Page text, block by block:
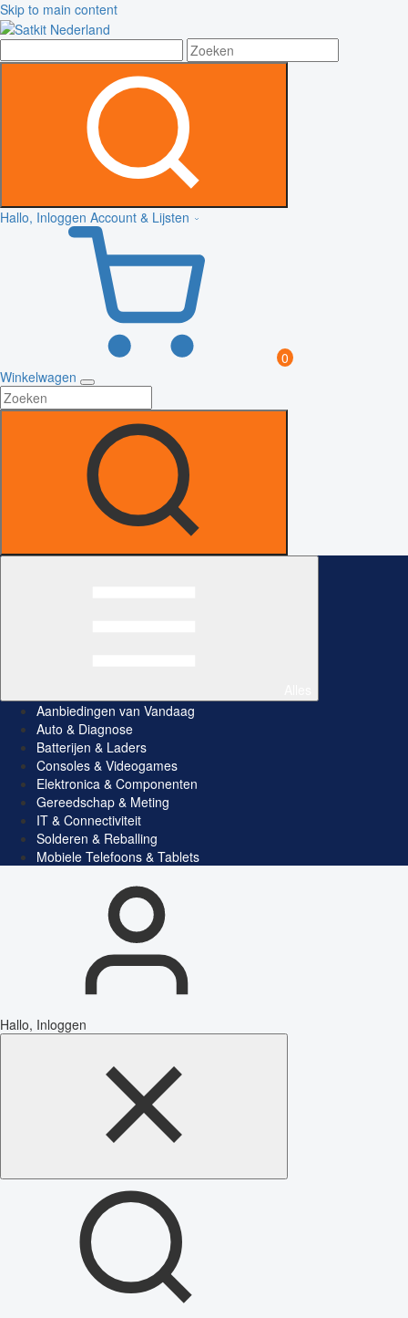
Skip to main content
Hallo, Inloggen Account & Lijsten
0
Winkelwagen
Aanbiedingen van Vandaag
Auto & Diagnose
Batterijen & Laders
Consoles & Videogames
Elektronica & Componenten
Gereedschap & Meting
IT & Connectiviteit
Solderen & Reballing
Mobiele Telefoons & Tablets
Hallo, Inloggen